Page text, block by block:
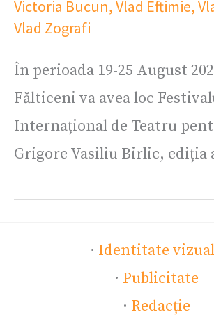
Victoria Bucun,Vlad Eftimie,
Vlad Zografi
În perioada 19-25 August
Fălticeni va avea loc
Internațional de Teatru
Grigore Vasiliu Birlic, ediția
· Identitate
· Publicitate
· Redacție